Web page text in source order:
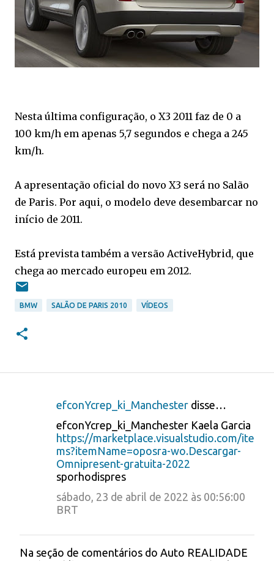
Nesta última configuração, o X3 2011 faz de 0 a
100 km/h em apenas 5,7 segundos e chega a 245
km/h.
A apresentação oficial do novo X3 será no Salão
de Paris. Por aqui, o modelo deve desembarcar no
início de 2011.
Está prevista também a versão ActiveHybrid, que
chega ao mercado europeu em 2012.
BMW SALÃO DE PARIS 2010 VÍDEOS
r
efconYcrep_ki_Manchester disse…
efconYcrep_ki_Manchester Kaela Garcia
https://marketplace.visualstudio.com/ite
ms?itemName=oposra-wo.Descargar-
Omnipresent-gratuita-2022
sporhodispres
sábado, 23 de abril de 2022 às 00:56:00
BRT
P
Na seção de comentários do Auto REALIDADE